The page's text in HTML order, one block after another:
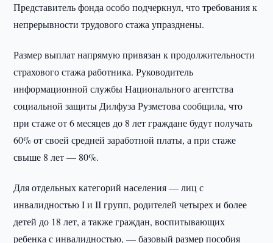
Представитель фонда особо подчеркнул, что требования к
непрерывности трудового стажа упразднены.
Размер выплат напрямую привязан к продолжительности
страхового стажа работника. Руководитель
информационной службы Национального агентства
социальной защиты Дилфуза Рузметова сообщила, что
при стаже от 6 месяцев до 8 лет граждане будут получать
60% от своей средней заработной платы, а при стаже
свыше 8 лет — 80%.
Для отдельных категорий населения — лиц с
инвалидностью I и II групп, родителей четырех и более
детей до 18 лет, а также граждан, воспитывающих
ребенка с инвалидностью, — базовый размер пособия